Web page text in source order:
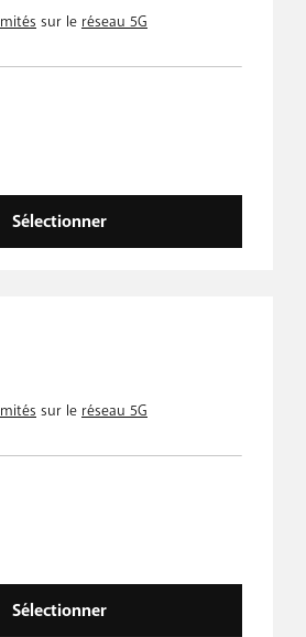
sur le réseau 5G
Sélectionner
sur le réseau 5G
Sélectionner